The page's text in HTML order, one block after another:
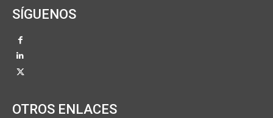
SÍGUENOS
OTROS ENLACES